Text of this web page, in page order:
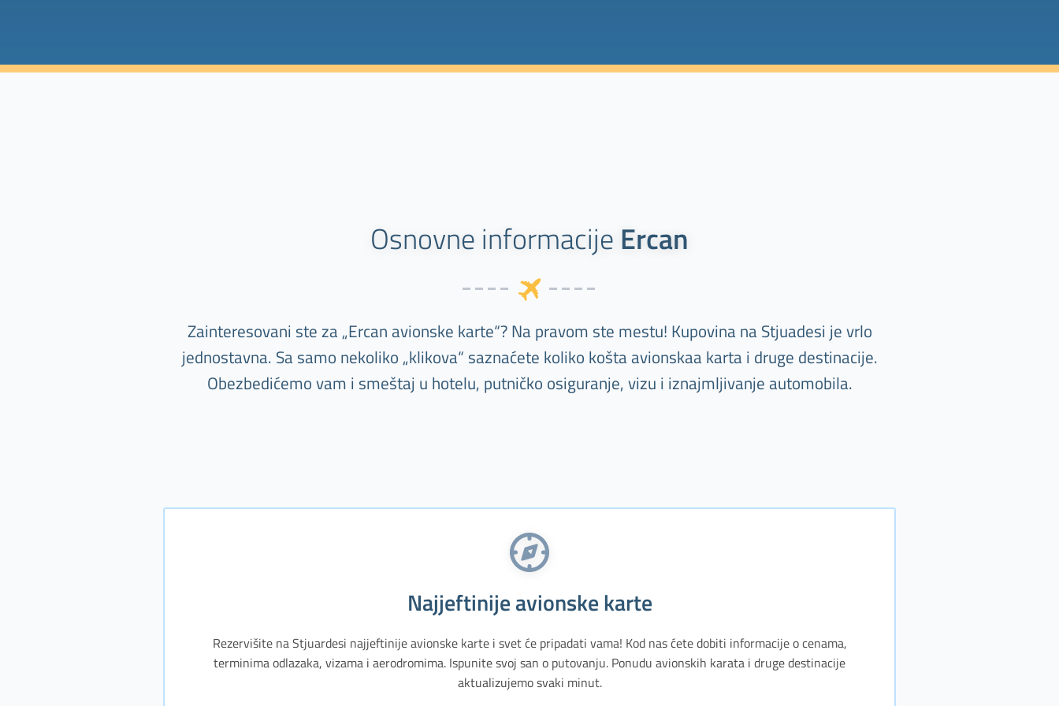
Osnovne informacije Ercan
Zainteresovani ste za „Ercan avionske karte“? Na pravom ste mestu! Kupovina na Stjuadesi je vrlo
jednostavna. Sa samo nekoliko „klikova“ saznaćete koliko košta avionskaa karta i druge destinacije.
Obezbedićemo vam i smeštaj u hotelu, putničko osiguranje, vizu i iznajmljivanje automobila.
Najjeftinije avionske karte
Rezervišite na Stjuardesi najjeftinije avionske karte i svet će pripadati vama! Kod nas ćete dobiti informacije o cenama,
terminima odlazaka, vizama i aerodromima. Ispunite svoj san o putovanju. Ponudu avionskih karata i druge destinacije
aktualizujemo svaki minut.